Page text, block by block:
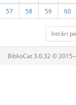
57
58 59 60
Intrări
BiblioCat 3.0.32 ©